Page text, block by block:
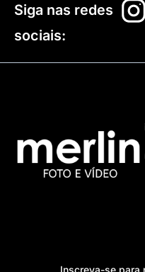
Inscreva-se para
Siga nas redes
sociais: